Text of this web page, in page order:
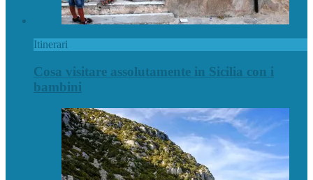
Itinerari
Cosa visitare assolutamente in Sicilia con i
bambini